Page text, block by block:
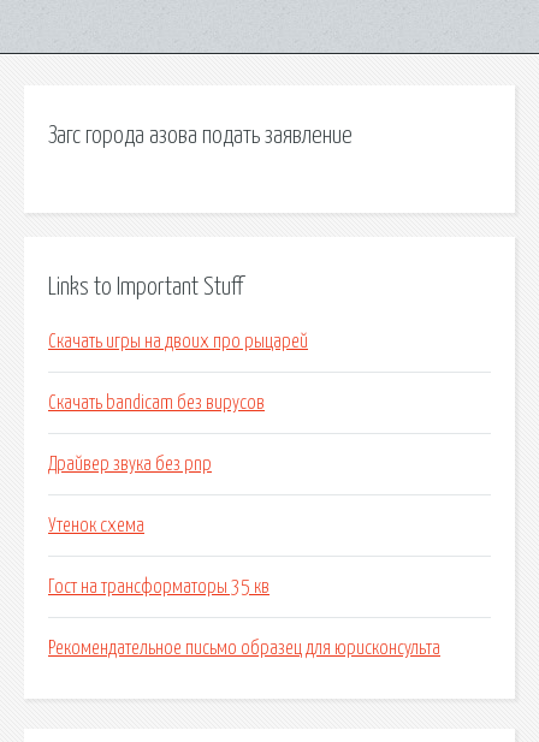
Загс города азова подать заявление
Links to Important Stuff
Скачать игры на двоих про рыцарей
Скачать bandicam без вирусов
Драйвер звука без pnp
Утенок схема
Гост на трансформаторы 35 кв
Рекомендательное письмо образец для юрисконсульта